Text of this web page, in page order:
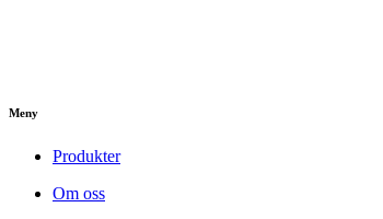
Meny
Produkter
Om oss